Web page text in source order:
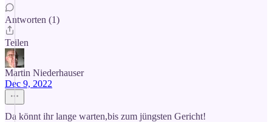
Antworten (1)
Teilen
Martin Niederhauser
Dec 9, 2022
Da könnt ihr lange warten,bis zum jüngsten Gericht!